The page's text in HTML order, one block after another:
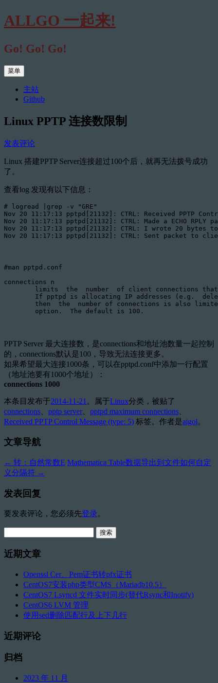
跳
至
文
ALLGO 一起来!
Go! Go! Go!
菜单
主站
Github
Linux PPTP 连接数限制
发表评论
Linux 搭建PPTP Server连接超过100个后，就再无法拨号成功
了。
查看log 发现有以下信息：
# logread |grep -v "GRE"
Nov 20 11:17:13 pptpd[21132]: CTRL: Received PPTP
Nov 20 11:17:13 pptpd[21132]: CTRL: Made a ECHO RPLY
Nov 20 11:17:13 pptpd[21132]: CTRL: I wrote 20 bytes
Nov 20 11:17:13 pptpd[21132]: CTRL: Sent packet to
#man pptpd.conf
connections n
	option.  The default is 100.
PPTP Server 最大连接数，是connections和地址池数量一起控制
的，connections默认是100，导致无法连接更多。
如果希望最大连接1000条，可以在pptpd.conf中添加一行配置
（地址池要有1000个地址）：
connections 1000
本条目发布于2014-11-21 。属于Linux分类，被贴了
connections
pptp server、 pptpd maximum connections
Received PPTP Control Message (type: 5) 标签。 作者是aigol。
文章导航
← 转：自然常数E Mathematica Table数据导出到文件如何自定
义分隔符 →
发表回复
要发表评论，您必须先登录。
近期文章
Openssl Cer、Pem证书转pfx证书
CentOS7安装php类型CMS（Mariadb10.5）
CentOS7 Lsyncd 文件实时同步(替代Rsync和Inotify)
CentOS6 LVM 管理
使用sed删除匹配行及上下几行
近期评论
归档
2023 年 11 月